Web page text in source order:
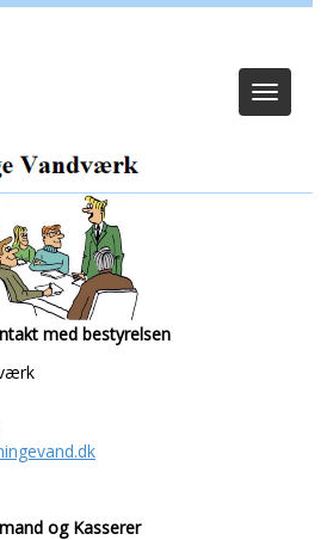
Toggle
med bestyrelsen
og Kasserer